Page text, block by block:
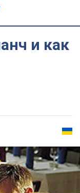
и как